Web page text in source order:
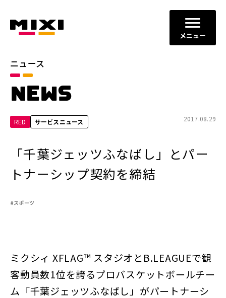
メニュー
ニュース
NEWS
RED サービスニュース 2017.08.29
「千葉ジェッツふなばし」とパー
トナーシップ契約を締結
#スポーツ
ミクシィ XFLAG™ スタジオとB.LEAGUEで観
客動員数1位を誇るプロバスケットボールチー
ム「千葉ジェッツふなばし」がパートナーシ
カテゴリ
お知らせ
2026年 2025年
2022年